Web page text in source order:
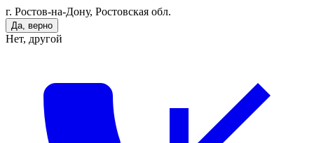
г. Ростов-на-Дону, Ростовская обл.
Да, верно
Нет, другой